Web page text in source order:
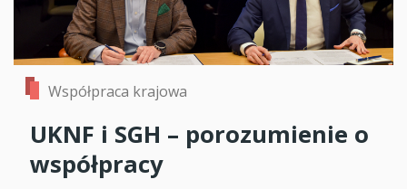
Współpraca krajowa
UKNF i SGH – porozumienie o
współpracy